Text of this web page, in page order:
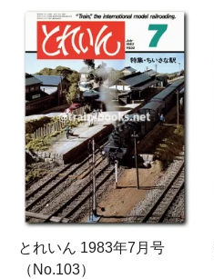
とれいん 1983年7月号
（No.103）